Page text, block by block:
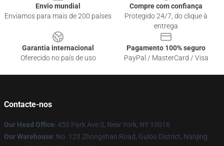
Envio mundial
Enviamos para mais de 200 países
Compre com confiança
Protegido 24/7, do clique à
entrega
Garantia internacional
Oferecido no país de uso
Pagamento 100% seguro
PayPal / MasterCard / Visa
Contacte-nos
Our Head Office: 450 Park Ave S, New York, NY 10016
Our Warehouse: No. 123 Zhongshan Road, Gulou District, Nanjing